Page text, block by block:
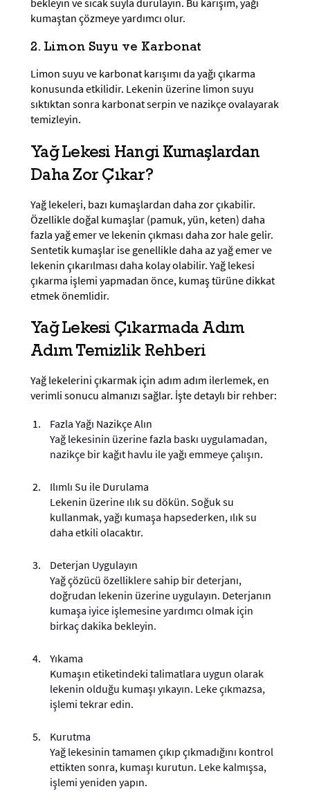
kumaştan çözmeye yardımcı olur.
2. Limon Suyu ve Karbonat
Limon suyu ve karbonat karışımı da yağı çıkarma
konusunda etkilidir. Lekenin üzerine limon suyu
sıktıktan sonra karbonat serpin ve nazikçe ovalayarak
temizleyin.
Yağ Lekesi Hangi Kumaşlardan
Daha Zor Çıkar?
Yağ lekeleri, bazı kumaşlardan daha zor çıkabilir.
Özellikle doğal kumaşlar (pamuk, yün, keten) daha
fazla yağ emer ve lekenin çıkması daha zor hale gelir.
Sentetik kumaşlar ise genellikle daha az yağ emer ve
lekenin çıkarılması daha kolay olabilir. Yağ lekesi
çıkarma işlemi yapmadan önce, kumaş türüne dikkat
etmek önemlidir.
Yağ Lekesi Çıkarmada Adım
Adım Temizlik Rehberi
Yağ lekelerini çıkarmak için adım adım ilerlemek, en
verimli sonucu almanızı sağlar. İşte detaylı bir rehber:
Fazla Yağı Nazikçe Alın
Yağ lekesinin üzerine fazla baskı uygulamadan,
nazikçe bir kağıt havlu ile yağı emmeye çalışın.
Ilımlı Su ile Durulama
Lekenin üzerine ılık su dökün. Soğuk su
kullanmak, yağı kumaşa hapsederken, ılık su
daha etkili olacaktır.
Deterjan Uygulayın
Yağ çözücü özelliklere sahip bir deterjanı,
doğrudan lekenin üzerine uygulayın. Deterjanın
kumaşa iyice işlemesine yardımcı olmak için
birkaç dakika bekleyin.
Yıkama
Kumaşın etiketindeki talimatlara uygun olarak
lekenin olduğu kumaşı yıkayın. Leke çıkmazsa,
işlemi tekrar edin.
Kurutma
Yağ lekesinin tamamen çıkıp çıkmadığını kontrol
ettikten sonra, kumaşı kurutun. Leke kalmışsa,
işlemi yeniden yapın.